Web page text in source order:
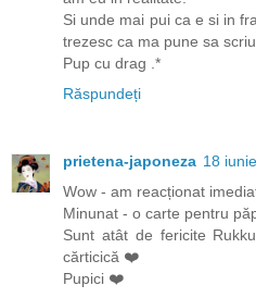
Si unde mai pui ca e si in
trezesc ca ma pune sa
Pup cu drag .*
Răspundeți
prietena-japoneza 18
Wow - am reacționat
Minunat - o carte pentru
Sunt atât de fericite
cărticică ❤️
Pupici ❤️